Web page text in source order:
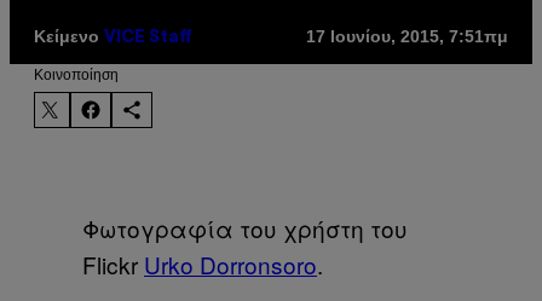
Κείμενο VICE Staff 17 Ιουνίου, 2015, 7:51πμ
Kοινοποίηση
Φωτογραφία του χρήστη του
Flickr Urko Dorronsoro.